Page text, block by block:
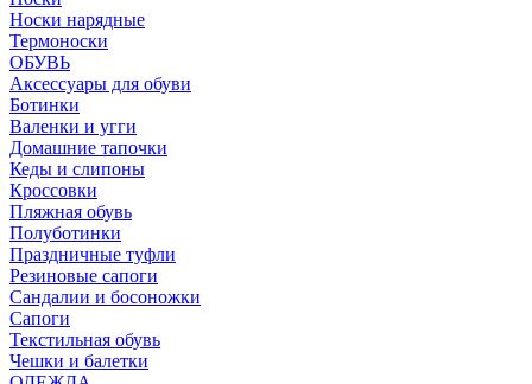
Носки нарядные
Термоноски
ОБУВЬ
Аксессуары для обуви
Ботинки
Валенки и угги
Домашние тапочки
Кеды и слипоны
Кроссовки
Пляжная обувь
Полуботинки
Праздничные туфли
Резиновые сапоги
Сандалии и босоножки
Сапоги
Текстильная обувь
Чешки и балетки